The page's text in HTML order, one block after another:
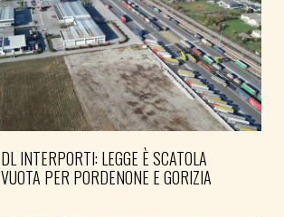
DL INTERPORTI: LEGGE È SCATOLA
VUOTA PER PORDENONE E GORIZIA